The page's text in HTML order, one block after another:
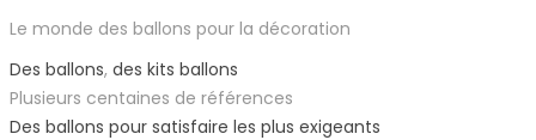
Le monde des ballons pour la décoration
Des ballons, des kits ballons
Plusieurs centaines de références
Des ballons pour satisfaire les plus exigeants